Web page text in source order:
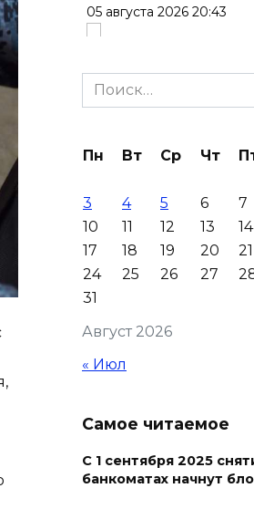
05 августа 2026 20:43
Ростовской
в чаты в
пропала 17-
05 августа 2026 19:03
Кондиционеры
предупредили о
отключения
05 августа 2026 18:35
Search
for:
Август 2026
Пн Вт Ср Чт
3
4 5 6 7
10
11 12 13 14
17
18 19 20 21
24
25 26 27
31
« Июл
Самое читаемое
С 1 сентября 2025
банкоматах начнут